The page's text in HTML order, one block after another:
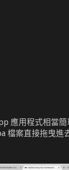
應用程式相當簡
檔案直接拖曳進